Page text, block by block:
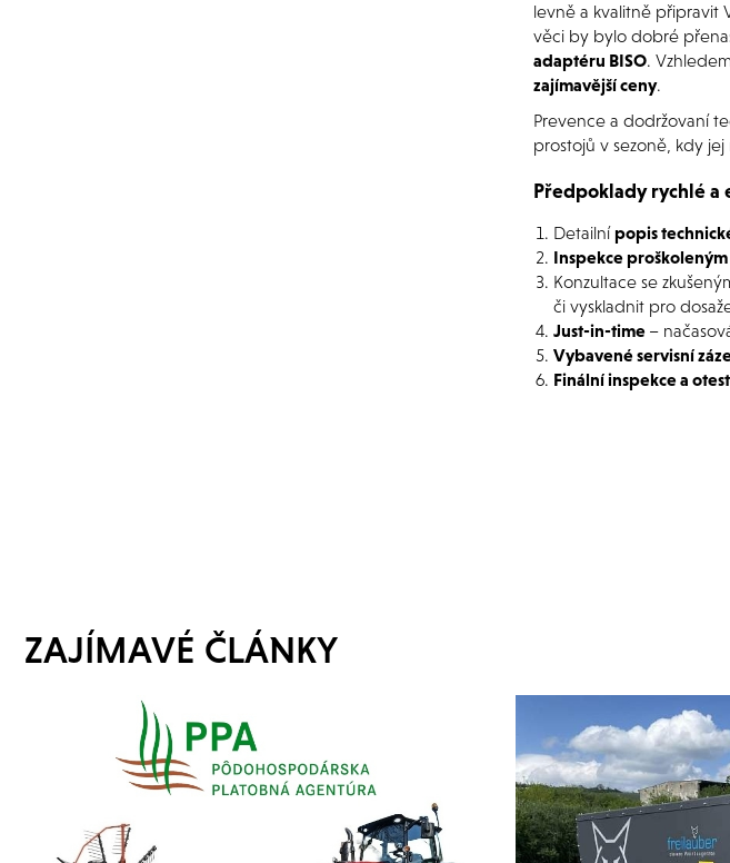
levně a kvalitně připravit
věci by bylo dobré
adaptéru BISO.
zajímavější ceny.
Prevence a dodržovaní
prostojů v sezoně, kdy
Předpoklady rychlé a
Detailní popis
Inspekce
Konzultace se
či vyskladnit pro
Just-in-time –
Vybavené servisní
Finální inspekce a
ZAJÍMAVÉ ČLÁNKY